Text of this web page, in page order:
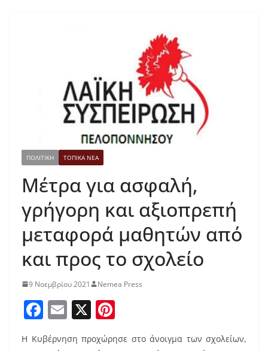
ΠΟΛΙΤΙΚΗ ΤΟΠΙΚΑ ΝΕΑ
Μέτρα για ασφαλή,
γρήγορη και αξιοπρεπή
μεταφορά μαθητών από
και προς το σχολείο
9 Νοεμβρίου 2021 Nemea Press
F
a
E X
Η Κυβέρνηση προχώρησε στο άνοιγμα των σχολείων,